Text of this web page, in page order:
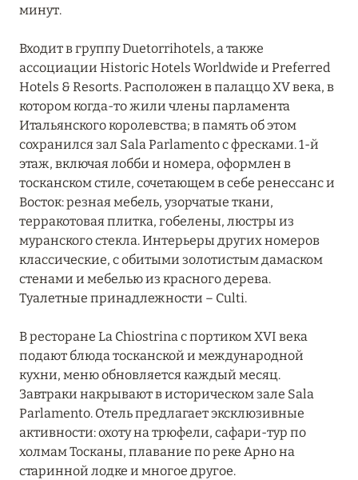
Pensione America
Pieve Aldina
Principe Forte dei Marmi
Terme di Saturnia Natural Destination
Villa Roma Imperiale
ВЕРСИЛИЯ
ВИАРЕДЖО 0
ПИЗА
СИЕННА
минут.
Входит в группу Duetorrihotels, а также
ассоциации Historic Hotels Worldwide и Preferred
Hotels & Resorts. Расположен в палаццо XV века, в
котором когда-то жили члены парламента
Итальянского королевства; в память об этом
сохранился зал Sala Parlamento с фресками. 1-й
этаж, включая лобби и номера, оформлен в
тосканском стиле, сочетающем в себе ренессанс и
Восток: резная мебель, узорчатые ткани,
терракотовая плитка, гобелены, люстры из
муранского стекла. Интерьеры других номеров
классические, с обитыми золотистым дамаском
стенами и мебелью из красного дерева.
Туалетные принадлежности – Culti.
В ресторане La Chiostrina с портиком XVI века
подают блюда тосканской и международной
кухни, меню обновляется каждый месяц.
Завтраки накрывают в историческом зале Sala
Parlamento. Отель предлагает эксклюзивные
активности: охоту на трюфели, сафари-тур по
холмам Тосканы, плавание по реке Арно на
старинной лодке и многое другое.